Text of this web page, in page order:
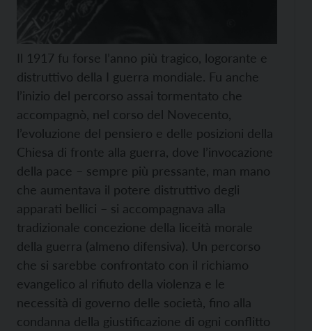
Il 1917 fu forse l’anno più tragico, logorante e
distruttivo della I guerra mondiale. Fu anche
l’inizio del percorso assai tormentato che
accompagnò, nel corso del Novecento,
l’evoluzione del pensiero e delle posizioni della
Chiesa di fronte alla guerra, dove l’invocazione
della pace – sempre più pressante, man mano
che aumentava il potere distruttivo degli
apparati bellici – si accompagnava alla
tradizionale concezione della liceità morale
della guerra (almeno difensiva). Un percorso
che si sarebbe confrontato con il richiamo
evangelico al rifiuto della violenza e le
necessità di governo delle società, fino alla
condanna della giustificazione di ogni conflitto